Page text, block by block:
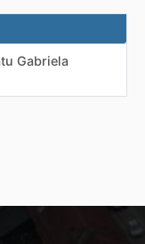
Gabriela